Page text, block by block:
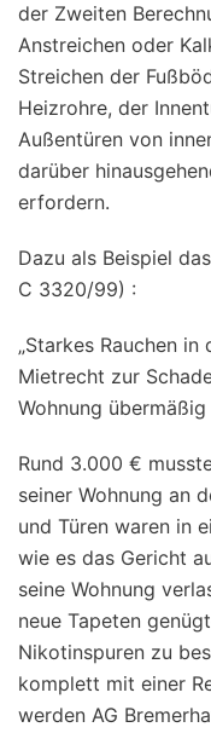
der Zweiten
Anstreichen oder
Streichen der
Heizrohre, der
Außentüren von
darüber
erfordern.
Dazu als Beispiel
C 3320/99) :
„Starkes Rauchen
Mietrecht zur
Wohnung
Rund 3.000 €
seiner Wohnung an
und Türen waren in
wie es das Gericht
seine Wohnung
neue Tapeten
Nikotinspuren zu
komplett mit einer
werden AG